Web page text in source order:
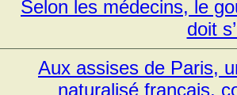
Selon les médecins, le
doit
Aux assises de Paris,
naturalisé français,